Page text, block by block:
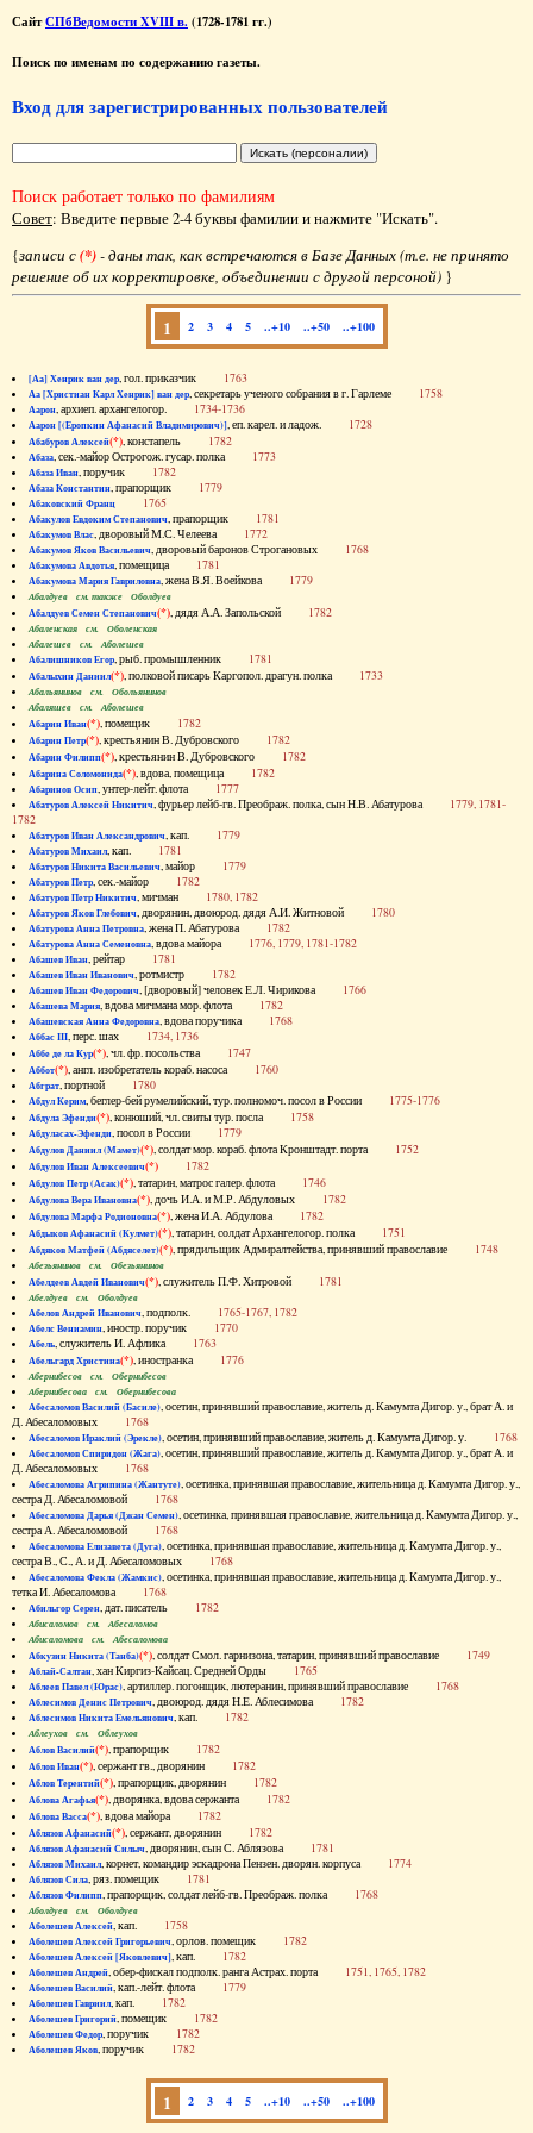
СайтСПбВедомости XVIII в. (1728-1781 гг.)
Поиск по именам по содержанию газеты.
Вход для зарегистрированных пользователей
Поиск работает только по фамилиям
Совет: Введите первые 2-4 буквы фамилии и нажмите "Искать".
{записи с(*)- даны так, как встречаются в Базе Данных (т.е. не принято
решение об их корректировке, объединении с другой персоной) }
1 2 3 4 5 ..+10 ..+50 ..+100
[Аа] Хенрик ван дер, гол. приказчик 1763
Аа [Христиан Карл Хенрик] ван дер, секретарь ученого собрания в г. Гарлеме 1758
Аарон, архиеп. архангелогор. 1734-1736
Аарон [(Еропкин Афанасий Владимирович)], еп. карел. и ладож. 1728
Абабуров Алексей(*), констапель 1782
Абаза, сек.-майор Острогож. гусар. полка 1773
Абаза Иван, поручик 1782
Абаза Константин, прапорщик 1779
Абаковский Франц 1765
Абакулов Евдоким Степанович, прапорщик 1781
Абакумов Влас, дворовый М.С. Челеева 1772
Абакумов Яков Васильевич, дворовый баронов Строгановых 1768
Абакумова Авдотья, помещица 1781
Абакумова Мария Гавриловна, жена В.Я. Воейкова 1779
Абалдуев см. также Оболдуев
Абалдуев Семен Степанович(*), дядя А.А. Запольской 1782
Абаленская см. Оболенская
Абалешев см. Аболешев
Абалишников Егор, рыб. промышленник 1781
Абалыхин Даниил(*), полковой писарь Каргопол. драгун. полка 1733
Абальянинов см. Обольянинов
Абаляшев см. Аболешев
Абарин Иван(*), помещик 1782
Абарин Петр(*), крестьянин В. Дубровского 1782
Абарин Филипп(*), крестьянин В. Дубровского 1782
Абарина Соломонида(*), вдова, помещица 1782
Абаринов Осип, унтер-лейт. флота 1777
Абатуров Алексей Никитич, фурьер лейб-гв. Преображ. полка, сын Н.В. Абатурова 1779, 1781-
1782
Абатуров Иван Александрович, кап. 1779
Абатуров Михаил, кап. 1781
Абатуров Никита Васильевич, майор 1779
Абатуров Петр, сек.-майор 1782
Абатуров Петр Никитич, мичман 1780, 1782
Абатуров Яков Глебович, дворянин, двоюрод. дядя А.И. Житновой 1780
Абатурова Анна Петровна, жена П. Абатурова 1782
Абатурова Анна Семеновна, вдова майора 1776, 1779, 1781-1782
Абашев Иван, рейтар 1781
Абашев Иван Иванович, ротмистр 1782
Абашев Иван Федорович, [дворовый] человек Е.Л. Чирикова 1766
Абашева Мария, вдова мичмана мор. флота 1782
Абашевская Анна Федоровна, вдова поручика 1768
Аббас III, перс. шах 1734, 1736
Аббе де ла Кур(*), чл. фр. посольства 1747
Аббот(*), англ. изобретатель кораб. насоса 1760
Абграт, портной 1780
Абдул Керим, беглер-бей румелийский, тур. полномоч. посол в России 1775-1776
Абдула Эфенди(*), конюший, чл. свиты тур. посла 1758
Абдуласах-Эфенди, посол в России 1779
Абдулов Даниил (Мамет)(*), солдат мор. кораб. флота Кронштадт. порта 1752
Абдулов Иван Алексеевич(*) 1782
Абдулов Петр (Асак)(*), татарин, матрос галер. флота 1746
Абдулова Вера Ивановна(*), дочь И.А. и М.Р. Абдуловых 1782
Абдулова Марфа Родионовна(*), жена И.А. Абдулова 1782
Абдыков Афанасий (Кулмет)(*), татарин, солдат Архангелогор. полка 1751
Абдяков Матфей (Абдяселет)(*), прядильщик Адмиралтейства, принявший православие 1748
Абезьянинов см. Обезьянинов
Абелдеев Авдей Иванович(*), служитель П.Ф. Хитровой 1781
Абелдуев см. Оболдуев
Абелов Андрей Иванович, подполк. 1765-1767, 1782
Абелс Вениамин, иностр. поручик 1770
Абель, служитель И. Афлика 1763
Абельгард Христина(*), иностранка 1776
Абернибесов см. Обернибесов
Абернибесова см. Обернибесова
Абесаломов Василий (Басиле), осетин, принявший православие, житель д. Камумта Дигор. у., брат А. и
Д. Абесаломовых 1768
Абесаломов Ираклий (Эрекле), осетин, принявший православие, житель д. Камумта Дигор. у. 1768
Абесаломов Спиридон (Жага), осетин, принявший православие, житель д. Камумта Дигор. у., брат А. и
Д. Абесаломовых 1768
Абесаломова Агрипина (Жантуте), осетинка, принявшая православие, жительница д. Камумта Дигор. у.,
сестра Д. Абесаломовой 1768
Абесаломова Дарья (Джан Семен), осетинка, принявшая православие, жительница д. Камумта Дигор. у.,
сестра А. Абесаломовой 1768
Абесаломова Елизавета (Дуга), осетинка, принявшая православие, жительница д. Камумта Дигор. у.,
сестра В., С., А. и Д. Абесаломовых 1768
Абесаломова Фекла (Жамкис), осетинка, принявшая православие, жительница д. Камумта Дигор. у.,
тетка И. Абесаломова 1768
Абильгор Серен, дат. писатель 1782
Абисаломов см. Абесаломов
Абисаломова см. Абесаломова
Абкузин Никита (Танба)(*), солдат Смол. гарнизона, татарин, принявший православие 1749
Аблай-Салтан, хан Киргиз-Кайсац. Средней Орды 1765
Аблеев Павел (Юрас), артиллер. погонщик, лютеранин, принявший православие 1768
Аблесимов Денис Петрович, двоюрод. дядя Н.Е. Аблесимова 1782
Аблесимов Никита Емельянович, кап. 1782
Аблеухов см. Облеухов
Аблов Василий(*), прапорщик 1782
Аблов Иван(*), сержант гв., дворянин 1782
Аблов Терентий(*), прапорщик, дворянин 1782
Аблова Агафья(*), дворянка, вдова сержанта 1782
Аблова Васса(*), вдова майора 1782
Аблязов Афанасий(*), сержант, дворянин 1782
Аблязов Афанасий Силыч, дворянин, сын С. Аблязова 1781
Аблязов Михаил, корнет, командир эскадрона Пензен. дворян. корпуса 1774
Аблязов Сила, ряз. помещик 1781
Аблязов Филипп, прапорщик, солдат лейб-гв. Преображ. полка 1768
Аболдуев см. Оболдуев
Аболешев Алексей, кап. 1758
Аболешев Алексей Григорьевич, орлов. помещик 1782
Аболешев Алексей [Яковлевич], кап. 1782
Аболешев Андрей, обер-фискал подполк. ранга Астрах. порта 1751, 1765, 1782
Аболешев Василий, кап.-лейт. флота 1779
Аболешев Гавриил, кап. 1782
Аболешев Григорий, помещик 1782
Аболешев Федор, поручик 1782
Аболешев Яков, поручик 1782
1 2 3 4 5 ..+10 ..+50 ..+100